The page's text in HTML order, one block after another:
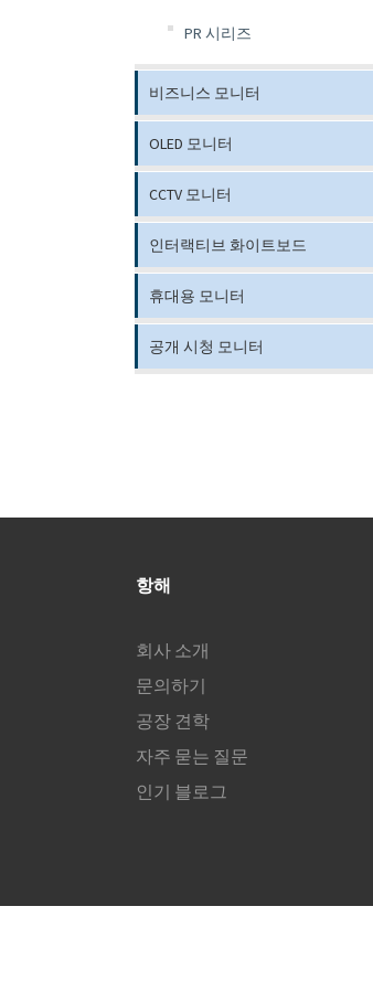
PR 시리즈
비즈니스 모니터
OLED 모니터
CCTV 모니터
인터랙티브 화이트보드
휴대용 모니터
공개 시청 모니터
항해
회사 소개
문의하기
공장 견학
자주 묻는 질문
인기 블로그